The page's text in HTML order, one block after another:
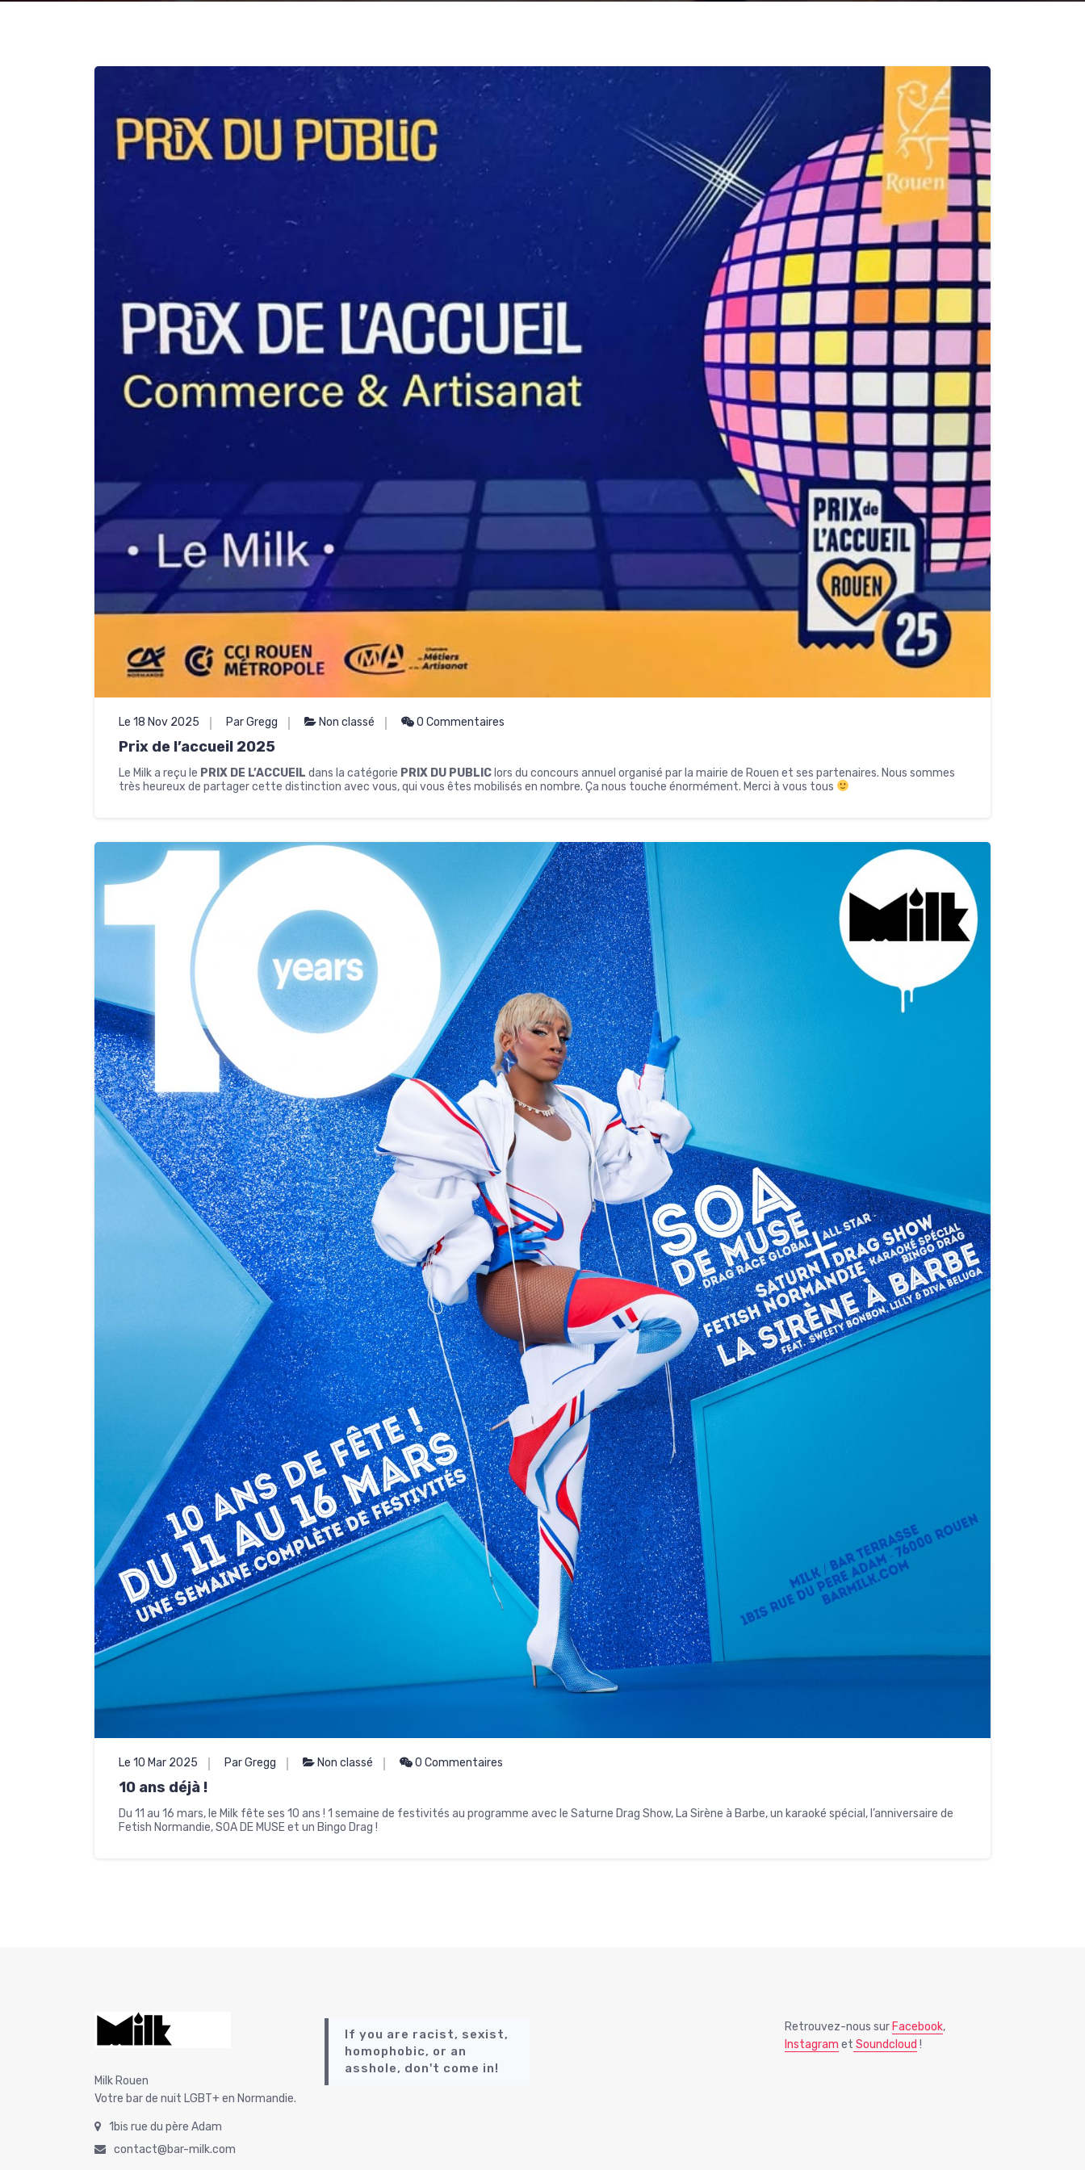
Le 18 Nov 2025 Par Gregg Non classé 0 Commentaires
Prix de l’accueil 2025
Le Milk a reçu le PRIX DE L’ACCUEIL dans la catégorie PRIX DU PUBLIC lors du concours annuel organisé par la mairie de Rouen et ses partenaires. Nous sommes
très heureux de partager cette distinction avec vous, qui vous êtes mobilisés en nombre. Ça nous touche énormément. Merci à vous tous
Le 10 Mar 2025 Par Gregg Non classé 0 Commentaires
10 ans déjà !
Du 11 au 16 mars, le Milk fête ses 10 ans ! 1 semaine de festivités au programme avec le Saturne Drag Show, La Sirène à Barbe, un karaoké spécial, l’anniversaire de
Fetish Normandie, SOA DE MUSE et un Bingo Drag !
Milk Rouen
Votre bar de nuit LGBT+ en Normandie.
1bis rue du père Adam
contact@bar-milk.com
If you are racist, sexist,
homophobic, or an
asshole, don't come in!
Retrouvez-nous sur Facebook,
Instagram et Soundcloud !